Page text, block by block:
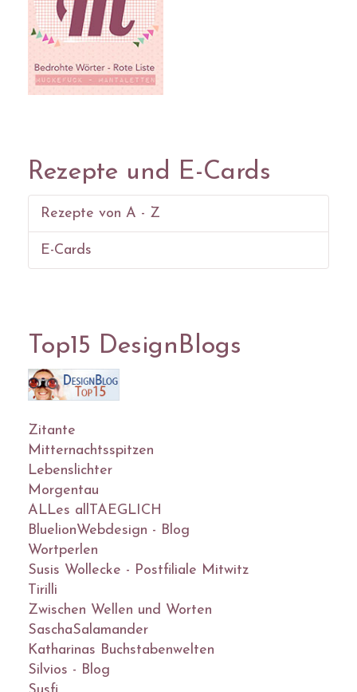
Rezepte und E-Cards
Rezepte von A - Z
E-Cards
Top15 DesignBlogs
Zitante
Mitternachtsspitzen
Lebenslichter
Morgentau
ALLes allTAEGLICH
BluelionWebdesign - Blog
Wortperlen
Susis Wollecke - Postfiliale Mitwitz
Tirilli
Zwischen Wellen und Worten
SaschaSalamander
Katharinas Buchstabenwelten
Silvios - Blog